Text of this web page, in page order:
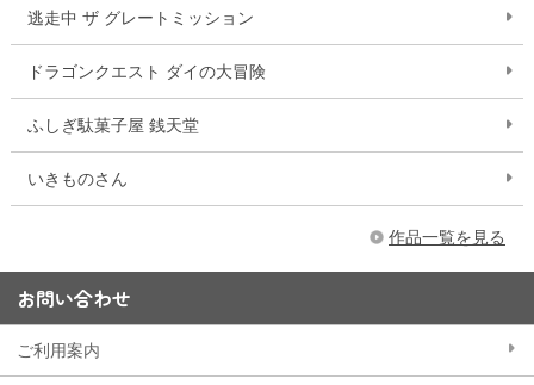
逃走中 ザ グレートミッション
ドラゴンクエスト ダイの大冒険
ふしぎ駄菓子屋 銭天堂
いきものさん
作品一覧を見る
お問い合わせ
ご利用案内